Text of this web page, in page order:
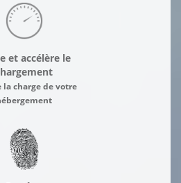
et accélère le
la charge de votre